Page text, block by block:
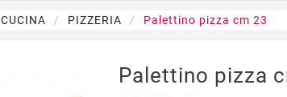
CUCINA PIZZERIA Palettino pizza cm 23
Palettino pizza